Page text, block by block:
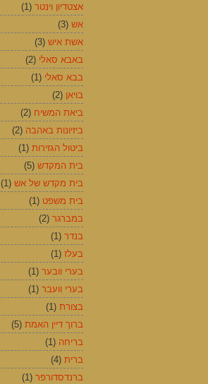
אצטדיון וינטר (1)
אש (3)
אשת איש (3)
באבא סאלי (2)
בבא סאלי (1)
בויאן (2)
ביאת המשיח (2)
ביזיונות באהבה (2)
ביטול הגזירות (1)
בית המקדש (5)
בית מקדש של אש (1)
בית משפט (1)
במברגר (2)
בנדר (1)
בעלז (1)
בערי וובער (1)
בערי וועבר (1)
בצורת (1)
ברוך דיין האמת (5)
בריחה (1)
ברית (4)
ברנדסדורפר (1)